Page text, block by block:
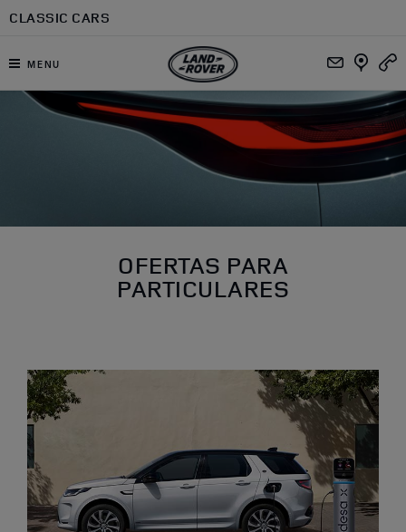
Ir al contenido principal
CLASSIC CARS
MENU
OFERTAS PARA
PARTICULARES